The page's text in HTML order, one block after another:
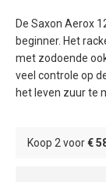
De Saxon Aerox
beginner. Het
met zodoende
veel controle op
het leven zuur te
Koop 2 voor€